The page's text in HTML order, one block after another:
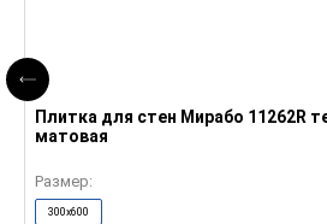
Плитка для стен Мирабо 11262R
матовая
Размер:
300x600